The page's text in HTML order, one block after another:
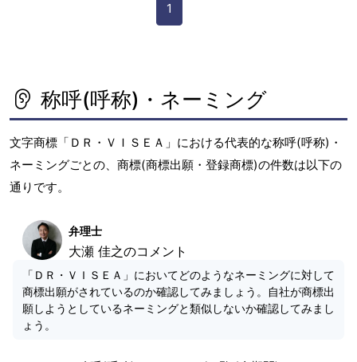
1
称呼(呼称)・ネーミング
文字商標「ＤＲ・ＶＩＳＥＡ」における代表的な称呼(呼称)・
ネーミングごとの、商標(商標出願・登録商標)の件数は以下の
通りです。
弁理士
大瀬 佳之のコメント
「ＤＲ・ＶＩＳＥＡ」においてどのようなネーミングに対して
商標出願がされているのか確認してみましょう。自社が商標出
願しようとしているネーミングと類似しないか確認してみまし
ょう。